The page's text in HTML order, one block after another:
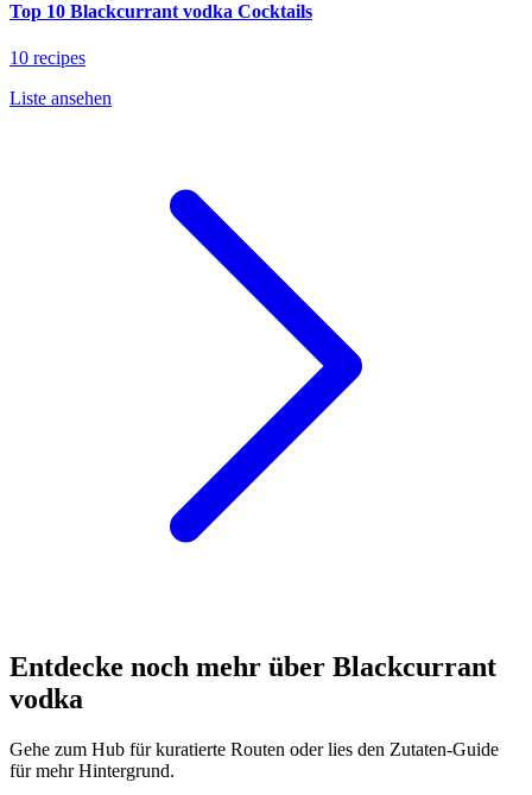
Top 10 Blackcurrant vodka Cocktails
10 recipes
Liste ansehen
Entdecke noch mehr über Blackcurrant
vodka
Gehe zum Hub für kuratierte Routen oder lies den Zutaten-Guide
für mehr Hintergrund.